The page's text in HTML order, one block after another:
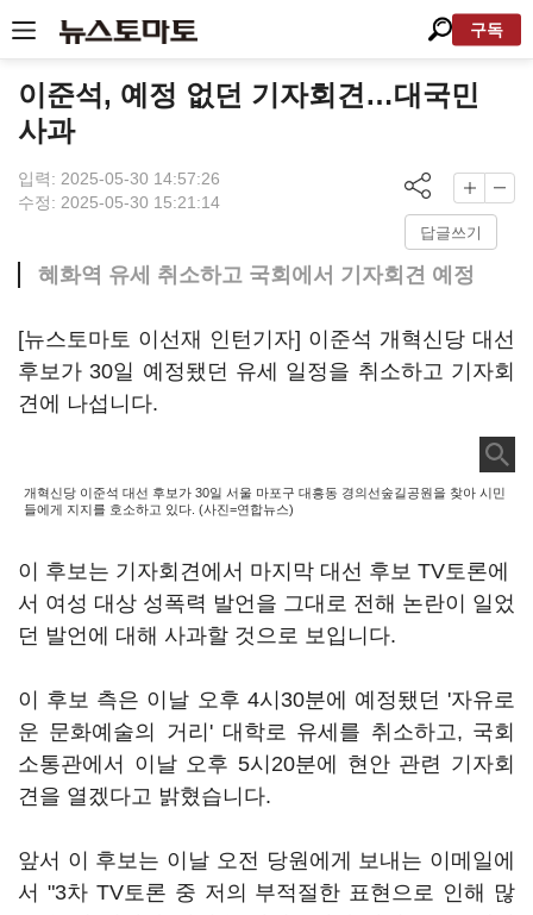
구독
이준석, 예정 없던 기자회견…대국민
사과
입력: 2025-05-30 14:57:26
수정: 2025-05-30 15:21:14
답글쓰기
혜화역 유세 취소하고 국회에서 기자회견 예정
[뉴스토마토 이선재 인턴기자] 이준석 개혁신당 대선
후보가 30일 예정됐던 유세 일정을 취소하고 기자회
견에 나섭니다.
개혁신당 이준석 대선 후보가 30일 서울 마포구 대흥동 경의선숲길공원을 찾아 시민
들에게 지지를 호소하고 있다. (사진=연합뉴스)
이 후보는 기자회견에서 마지막 대선 후보 TV토론에
서 여성 대상 성폭력 발언을 그대로 전해 논란이 일었
던 발언에 대해 사과할 것으로 보입니다.
이 후보 측은 이날 오후 4시30분에 예정됐던 '자유로
운 문화예술의 거리' 대학로 유세를 취소하고, 국회
소통관에서 이날 오후 5시20분에 현안 관련 기자회
견을 열겠다고 밝혔습니다.
앞서 이 후보는 이날 오전 당원에게 보내는 이메일에
서 "3차 TV토론 중 저의 부적절한 표현으로 인해 많